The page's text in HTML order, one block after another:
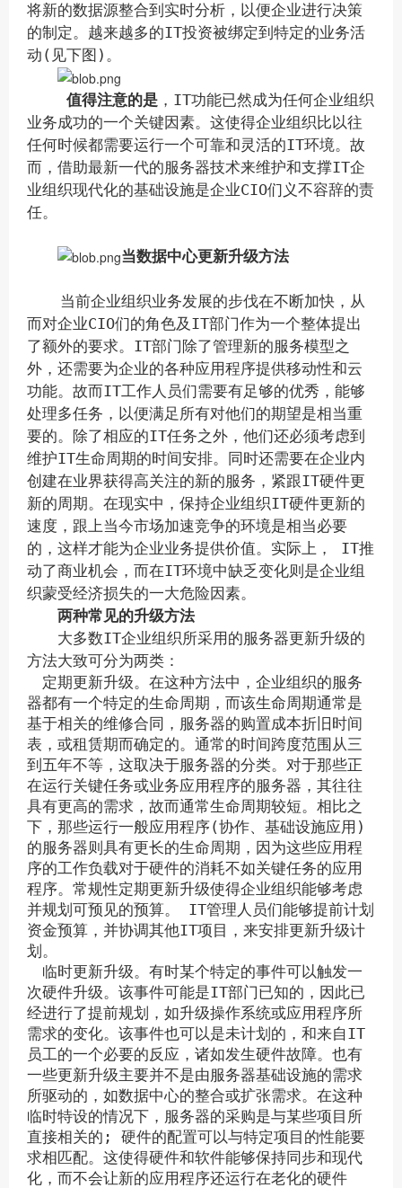
将新的数据源整合到实时分析，以便企业进行决策
的制定。越来越多的IT投资被绑定到特定的业务活
动(见下图)。
值得注意的是 ，IT功能已然成为任何企业组织
业务成功的一个关键因素。这使得企业组织比以往
任何时候都需要运行一个可靠和灵活的IT环境。故
而，借助最新一代的服务器技术来维护和支撑IT企
业组织现代化的基础设施是企业CIO们义不容辞的责
任。
当数据中心更新升级方法
当前企业组织业务发展的步伐在不断加快，从
而对企业CIO们的角色及IT部门作为一个整体提出
了额外的要求。IT部门除了管理新的服务模型之
外，还需要为企业的各种应用程序提供移动性和云
功能。故而IT工作人员们需要有足够的优秀，能够
处理多任务，以便满足所有对他们的期望是相当重
要的。除了相应的IT任务之外，他们还必须考虑到
维护IT生命周期的时间安排。同时还需要在企业内
创建在业界获得高关注的新的服务，紧跟IT硬件更
新的周期。在现实中，保持企业组织IT硬件更新的
速度，跟上当今市场加速竞争的环境是相当必要
的，这样才能为企业业务提供价值。实际上， IT推
动了商业机会，而在IT环境中缺乏变化则是企业组
织蒙受经济损失的一大危险因素。
两种常见的升级方法
大多数IT企业组织所采用的服务器更新升级的
方法大致可分为两类：
定期更新升级。在这种方法中，企业组织的服务
器都有一个特定的生命周期，而该生命周期通常是
基于相关的维修合同，服务器的购置成本折旧时间
表，或租赁期而确定的。通常的时间跨度范围从三
到五年不等，这取决于服务器的分类。对于那些正
在运行关键任务或业务应用程序的服务器，其往往
具有更高的需求，故而通常生命周期较短。相比之
下，那些运行一般应用程序(协作、基础设施应用)
的服务器则具有更长的生命周期，因为这些应用程
序的工作负载对于硬件的消耗不如关键任务的应用
程序。常规性定期更新升级使得企业组织能够考虑
并规划可预见的预算。 IT管理人员们能够提前计划
资金预算，并协调其他IT项目，来安排更新升级计
划。
临时更新升级。有时某个特定的事件可以触发一
次硬件升级。该事件可能是IT部门已知的，因此已
经进行了提前规划，如升级操作系统或应用程序所
需求的变化。该事件也可以是未计划的，和来自IT
员工的一个必要的反应，诸如发生硬件故障。也有
一些更新升级主要并不是由服务器基础设施的需求
所驱动的，如数据中心的整合或扩张需求。在这种
临时特设的情况下，服务器的采购是与某些项目所
直接相关的; 硬件的配置可以与特定项目的性能要
求相匹配。这使得硬件和软件能够保持同步和现代
化，而不会让新的应用程序还运行在老化的硬件